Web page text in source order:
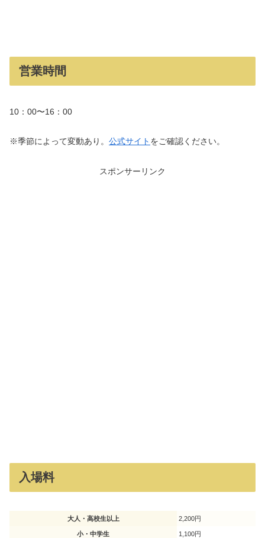
営業時間
10：00〜16：00
※季節によって変動あり。 公式サイト をご確認ください。
スポンサーリンク
入場料
大人・高校生以上 2,200円
小・中学生 1,100円